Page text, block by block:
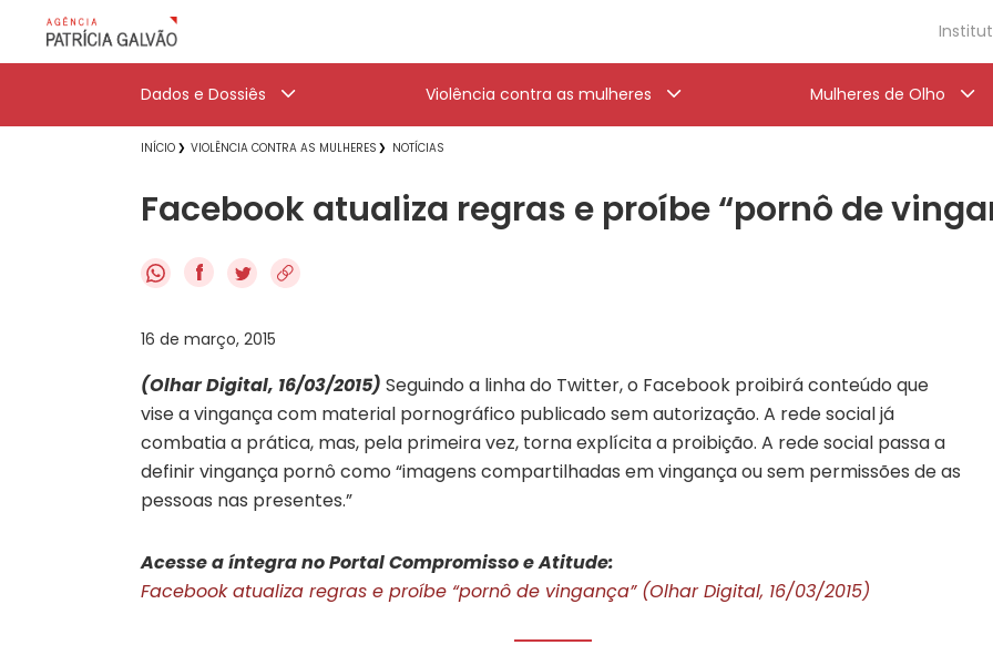
Dados e Dossiês Violência contra as mulheres Mulheres de Olho
INÍCIO VIOLÊNCIA CONTRA AS MULHERES NOTÍCIAS
Facebook atualiza regras e proíbe “pornô de
f
16 de março, 2015
(Olhar Digital, 16/03/2015) Seguindo a linha do Twitter, o Facebook proibirá conteúdo que
vise a vingança com material pornográfico publicado sem autorização. A rede social já
combatia a prática, mas, pela primeira vez, torna explícita a proibição. A rede social passa a
definir vingança pornô como “imagens compartilhadas em vingança ou sem permissões de as
pessoas nas presentes.”
Acesse a íntegra no Portal Compromisso e Atitude:
Facebook atualiza regras e proíbe “pornô de vingança” (Olhar Digital, 16/03/2015)